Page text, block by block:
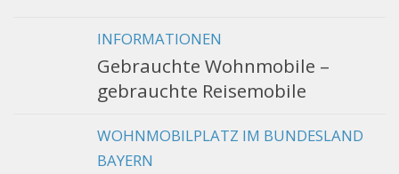
INFORMATIONEN
Gebrauchte Wohnmobile –
gebrauchte Reisemobile
WOHNMOBILPLATZ IM BUNDESLAND
BAYERN